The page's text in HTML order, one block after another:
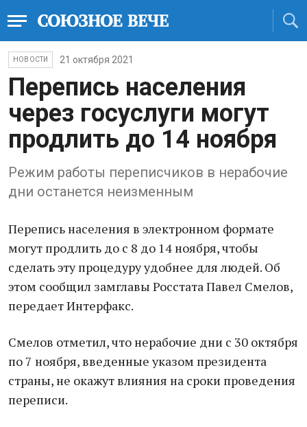
НОВОСТИ 21 октября 2021
Перепись населения
через госуслуги могут
продлить до 14 ноября
Режим работы переписчиков в нерабочие
дни останется неизменным
Перепись населения в электронном формате
могут продлить до с 8 до 14 ноября, чтобы
сделать эту процедуру удобнее для людей. Об
этом сообщил замглавы Росстата Павел Смелов,
передает Интерфакс.
Смелов отметил, что нерабочие дни с 30 октября
по 7 ноября, введенные указом президента
страны, не окажут влияния на сроки проведения
переписи.